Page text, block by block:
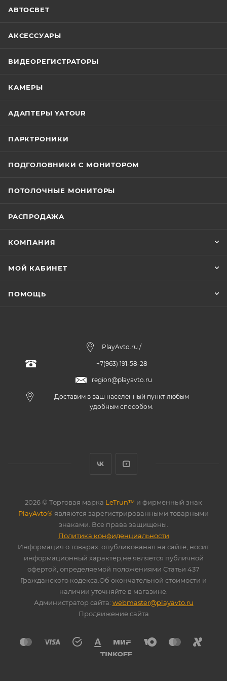
АВТОСВЕТ
АКСЕССУАРЫ
ВИДЕОРЕГИСТРАТОРЫ
КАМЕРЫ
АДАПТЕРЫ YATOUR
ПАРКТРОНИКИ
ПОДГОЛОВНИКИ С МОНИТОРОМ
ПОТОЛОЧНЫЕ МОНИТОРЫ
РАСПРОДАЖА
КОМПАНИЯ
МОЙ КАБИНЕТ
ПОМОЩЬ
PlayAvto.ru /
+7(963) 191-58-28
region@playavto.ru
Доставим в ваш населенный пункт любым
удобным способом.
2026 © Торговая марка LeTrun™ и фирменный знак
PlayAvto® являются зарегистрированными товарными
знаками. Все права защищены.
Политика конфиденциальности
Информация о товарах, опубликованая на сайте, носит
информационный характер,не является публичной
офертой, определяемой положениями Статьи 437
Гражданского кодекса.Об окончательной стоимости и
наличии уточняйте в магазине.
Администратор сайта: webmaster@playavto.ru
Продвижение сайта